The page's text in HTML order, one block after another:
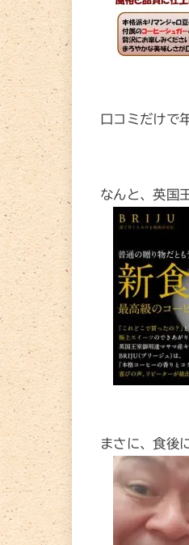
口コミだけで
なんと、英国
まさに、食後